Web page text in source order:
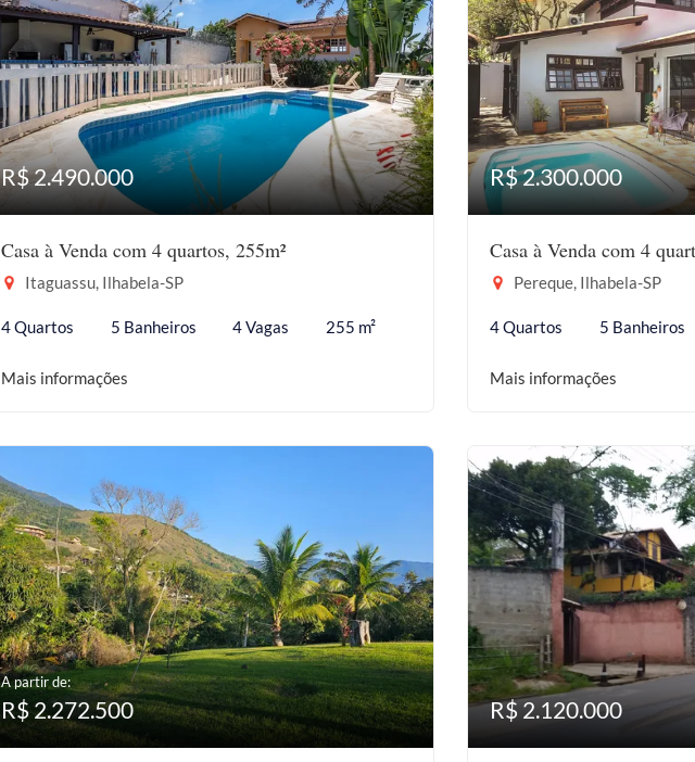
R$ 2.490.000
Casa à Venda com 4 quartos, 255m²
Itaguassu, Ilhabela-SP
4 Quartos 5 Banheiros 4 Vagas 255 m²
Mais informações
R$ 2.300.000
Casa à Venda com 4
Pereque, Ilhabela-SP
4 Quartos 5 Banheiros
Mais informações
A partir de:
R$ 2.272.500 R$ 2.120.000